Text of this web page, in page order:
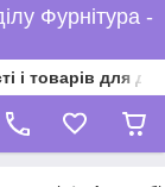
Фурнітура -
і товарів для